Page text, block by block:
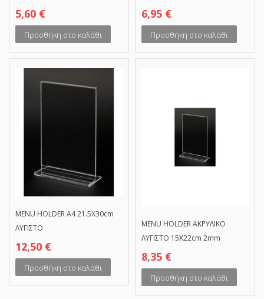
5,60 €
Προσθήκη στο καλάθι
6,95 €
Προσθήκη στο καλάθι
MENU HOLDER A4 21.5X30cm
ΛΥΓΙΣΤΟ
12,50 €
Προσθήκη στο καλάθι
MENU HOLDER ΑΚΡΥΛΙΚΟ
ΛΥΓΙΣΤΟ 15Χ22cm 2mm
8,35 €
Προσθήκη στο καλάθι